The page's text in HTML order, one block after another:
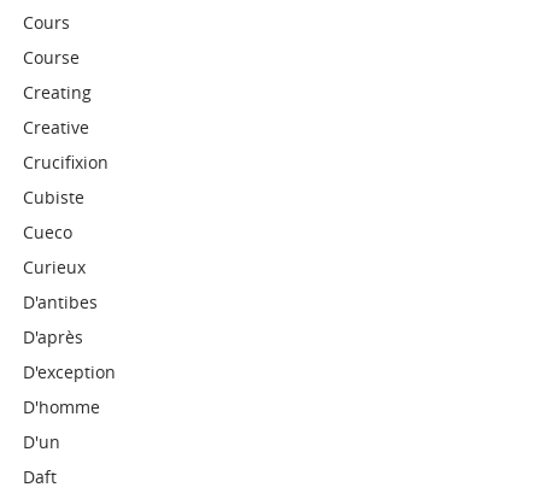
Cours
Course
Creating
Creative
Crucifixion
Cubiste
Cueco
Curieux
D'antibes
D'après
D'exception
D'homme
D'un
Daft